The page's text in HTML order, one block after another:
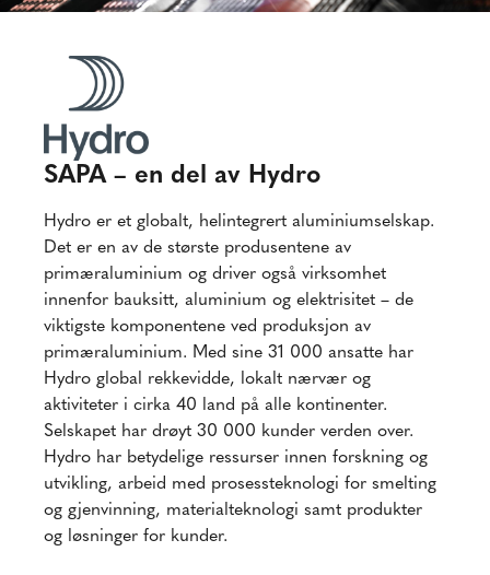
SAPA – en del av Hydro
Hydro er et globalt, helintegrert aluminiumselskap.
Det er en av de største produsentene av
primæraluminium og driver også virksomhet
innenfor bauksitt, aluminium og elektrisitet – de
viktigste komponentene ved produksjon av
primæraluminium. Med sine 31 000 ansatte har
Hydro global rekkevidde, lokalt nærvær og
aktiviteter i cirka 40 land på alle kontinenter.
Selskapet har drøyt 30 000 kunder verden over.
Hydro har betydelige ressurser innen forskning og
utvikling, arbeid med prosessteknologi for smelting
og gjenvinning, materialteknologi samt produkter
og løsninger for kunder.